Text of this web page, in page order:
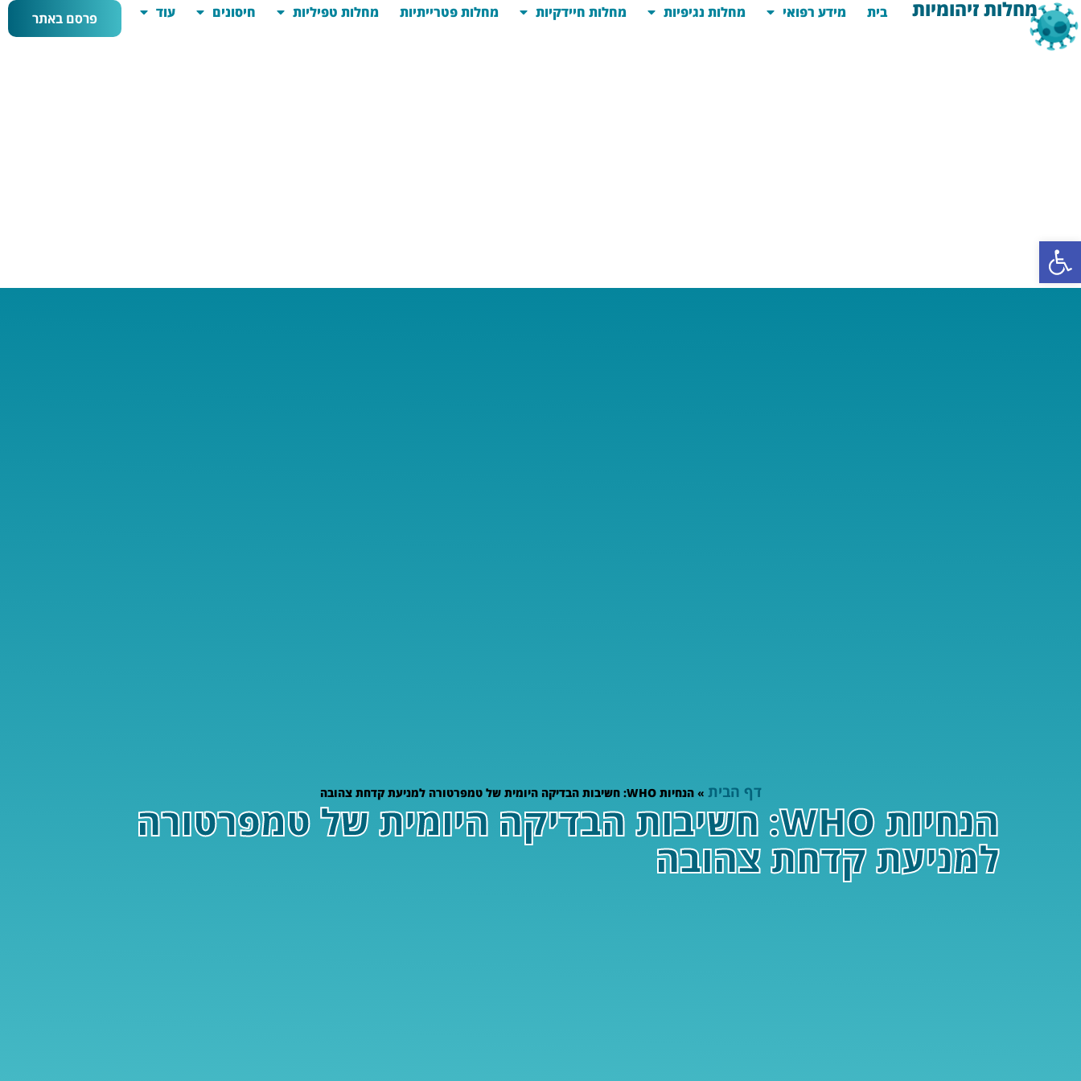
פתח סרגל נגישות
מחלות זיהומיות בית מידע רפואי מחלות נגיפיות מחלות חיידקיות מחלות פטרייתיות מחלות טפיליות חיסונים עוד פרסם באתר
דף הבית »הנחיות WHO: חשיבות הבדיקה היומית של טמפרטורה למניעת קדחת צהובה
הנחיות WHO: חשיבות הבדיקה היומית של טמפרטורה
למניעת קדחת צהובה